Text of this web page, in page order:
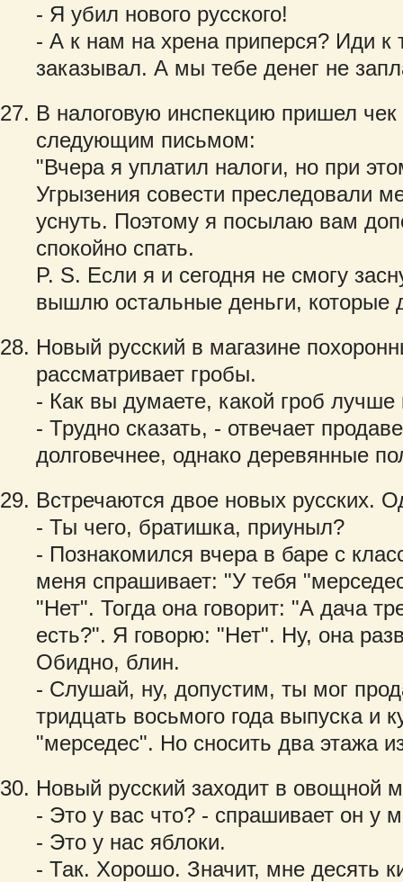
- Я убил нового русского!
- А к нам на хрена приперся? Иди к
заказывал. А мы тебе денег не
В налоговую инспекцию пришел
следующим письмом:
"Вчера я уплатил налоги, но при
Угрызения совести преследовали
уснуть. Поэтому я посылаю вам
спокойно спать.
P. S. Если я и сегодня не смогу
вышлю остальные деньги, которые
Новый русский в магазине
рассматривает гробы.
- Как вы думаете, какой гроб лучше
- Трудно сказать, - отвечает
долговечнее, однако деревянные
Встречаются двое новых русских.
- Ты чего, братишка, приуныл?
- Познакомился вчера в баре с
меня спрашивает: "У тебя
"Нет". Тогда она говорит: "А дача
есть?". Я говорю: "Нет". Ну, она
Обидно, блин.
- Слушай, ну, допустим, ты мог
тридцать восьмого года выпуска и
"мерседес". Но сносить два этажа
Новый русский заходит в овощной
- Это у вас что? - спрашивает он у
- Это у нас яблоки.
- Так. Хорошо. Значит, мне десять